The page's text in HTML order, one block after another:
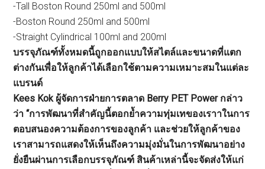
-Tall Boston Round 250ml and 500ml
-Boston Round 250ml and 500ml
-Straight Cylindrical 100ml and 200ml
บรรจุภัณฑ์ทั้งหมดนี้ถูกออกแบบให้สไตล์และขนาดที่แตก
ต่างกันเพื่อให้ลูกค้าได้เลือกใช้ตามความเหมาะสมในแต่ละ
แบรนด์
Kees Kok ผู้จัดการฝ่ายการตลาด Berry PET Power กล่าว
ว่า “การพัฒนาที่สำคัญนี้ตอกย้ำความทุ่มเทของเราาในการ
ตอบสนองความต้องการของลูกค้า และช่วยให้ลูกค้าของ
เราสามารถแสดงให้เห็นถึงความมุ่งมั่นในการพัฒนาอย่าง
ยั่งยืนผ่านการเลือกบรรจุภัณฑ์ สินค้าเหล่านี้จะจัดส่งให้แก่